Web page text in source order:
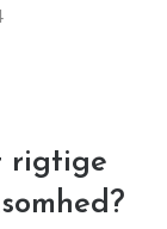
rigtige